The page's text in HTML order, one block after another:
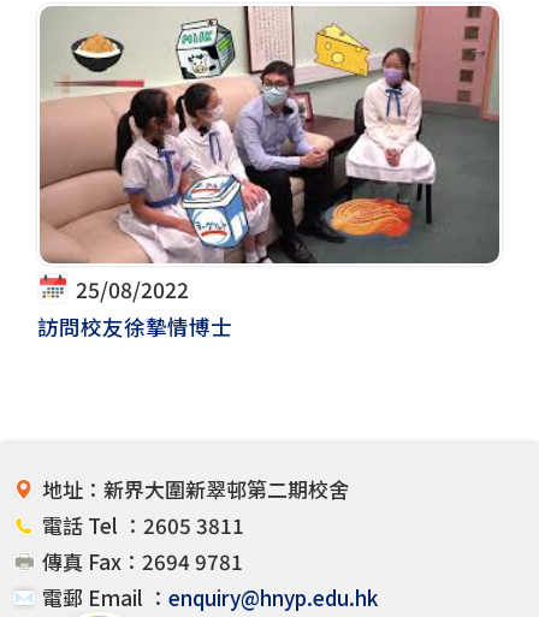
25/08/2022
訪問校友徐摯情博士
地址：新界大圍新翠邨第二期校舍
電話 Tel ：2605 3811
傳真 Fax：2694 9781
電郵 Email ： enquiry@hnyp.edu.hk